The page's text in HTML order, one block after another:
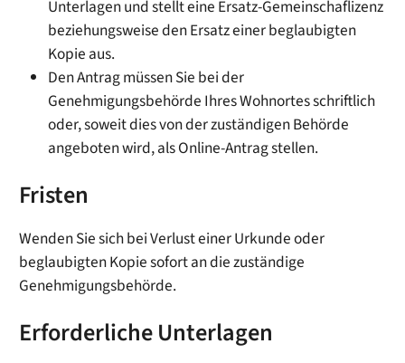
Unterlagen und stellt eine Ersatz-Gemeinschaflizenz
beziehungsweise den Ersatz einer beglaubigten
Kopie aus.
Den Antrag müssen Sie bei der
Genehmigungsbehörde Ihres Wohnortes schriftlich
oder, soweit dies von der zuständigen Behörde
angeboten wird, als Online-Antrag stellen.
Fristen
Wenden Sie sich bei Verlust einer Urkunde oder
beglaubigten Kopie sofort an die zuständige
Genehmigungsbehörde.
Erforderliche Unterlagen